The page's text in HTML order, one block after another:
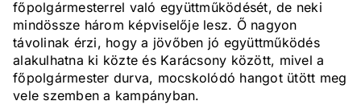
főpolgármesterrel való együttműködését, de neki
mindössze három képviselője lesz. Ő nagyon
távolinak érzi, hogy a jövőben jó együttműködés
alakulhatna ki közte és Karácsony között, mivel a
főpolgármester durva, mocskolódó hangot ütött meg
vele szemben a kampányban.